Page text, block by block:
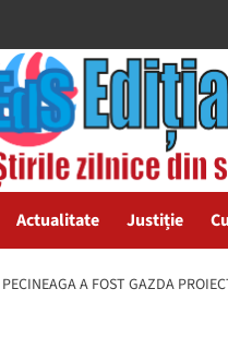
Actualitate Justiție
A FOST GAZDA